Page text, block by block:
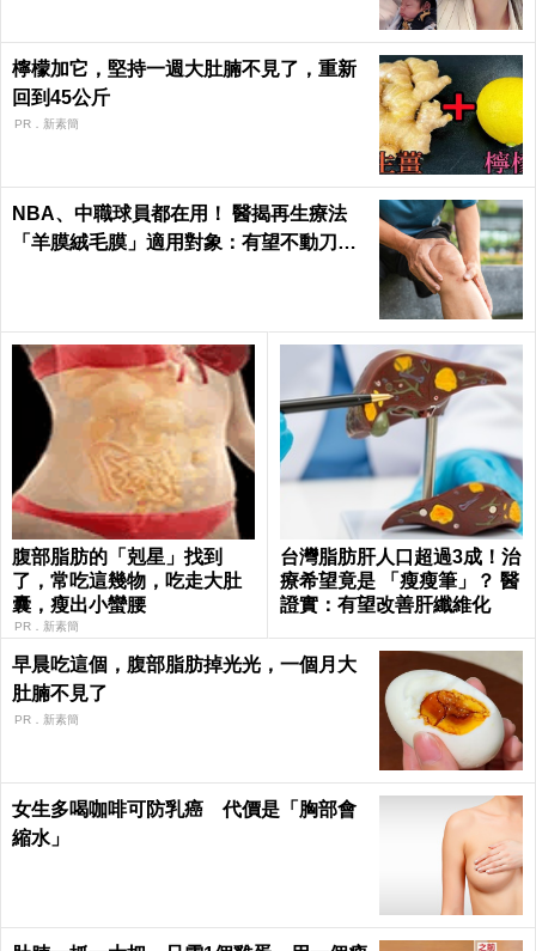
檸檬加它，堅持一週大肚腩不見了，重新
回到45公斤
PR．新素簡
NBA、中職球員都在用！ 醫揭再生療法
「羊膜絨毛膜」適用對象：有望不動刀促
腹部脂肪的「剋星」找到
了，常吃這幾物，吃走大肚
囊，瘦出小蠻腰
PR．新素簡
台灣脂肪肝人口超過3成！治
療希望竟是 「瘦瘦筆」？ 醫
證實：有望改善肝纖維化
早晨吃這個，腹部脂肪掉光光，一個月大
肚腩不見了
PR．新素簡
女生多喝咖啡可防乳癌 代價是「胸部會
縮水」